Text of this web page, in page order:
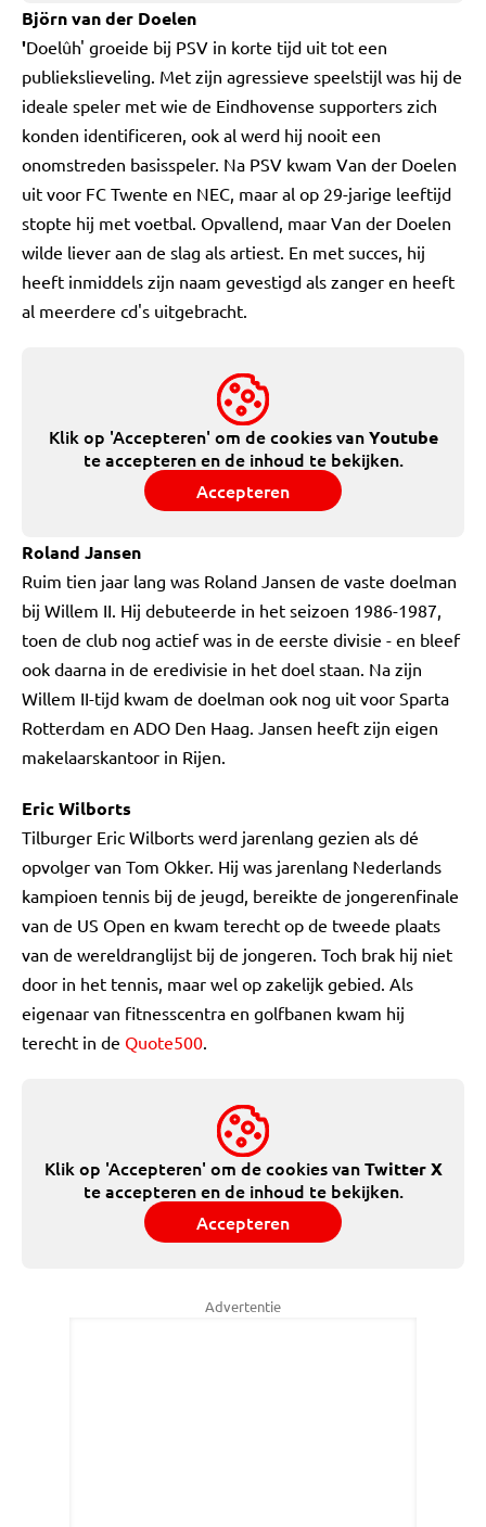
Björn van der Doelen
'Doelûh' groeide bij PSV in korte tijd uit tot een
publiekslieveling. Met zijn agressieve speelstijl was hij de
ideale speler met wie de Eindhovense supporters zich
konden identificeren, ook al werd hij nooit een
onomstreden basisspeler. Na PSV kwam Van der Doelen
uit voor FC Twente en NEC, maar al op 29-jarige leeftijd
stopte hij met voetbal. Opvallend, maar Van der Doelen
wilde liever aan de slag als artiest. En met succes, hij
heeft inmiddels zijn naam gevestigd als zanger en heeft
al meerdere cd's uitgebracht.
Klik op 'Accepteren' om de cookies vanYoutube
te accepteren en de inhoud te bekijken.
Accepteren
Roland Jansen
Ruim tien jaar lang was Roland Jansen de vaste doelman
bij Willem II. Hij debuteerde in het seizoen 1986-1987,
toen de club nog actief was in de eerste divisie - en bleef
ook daarna in de eredivisie in het doel staan. Na zijn
Willem II-tijd kwam de doelman ook nog uit voor Sparta
Rotterdam en ADO Den Haag. Jansen heeft zijn eigen
makelaarskantoor in Rijen.
Eric Wilborts
Tilburger Eric Wilborts werd jarenlang gezien als dé
opvolger van Tom Okker. Hij was jarenlang Nederlands
kampioen tennis bij de jeugd, bereikte de jongerenfinale
van de US Open en kwam terecht op de tweede plaats
van de wereldranglijst bij de jongeren. Toch brak hij niet
door in het tennis, maar wel op zakelijk gebied. Als
eigenaar van fitnesscentra en golfbanen kwam hij
terecht in de Quote500.
Klik op 'Accepteren' om de cookies vanTwitter X
te accepteren en de inhoud te bekijken.
Accepteren
Advertentie